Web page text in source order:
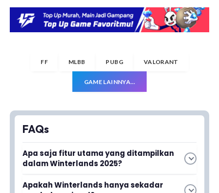
FF MLBB PUBG VALORANT
GAME LAINNYA…
FAQs
Apa saja fitur utama yang ditampilkan
dalam Winterlands 2025?
Winterlands 2025 menghadirkan area bersalju,
Apakah Winterlands hanya sekadar